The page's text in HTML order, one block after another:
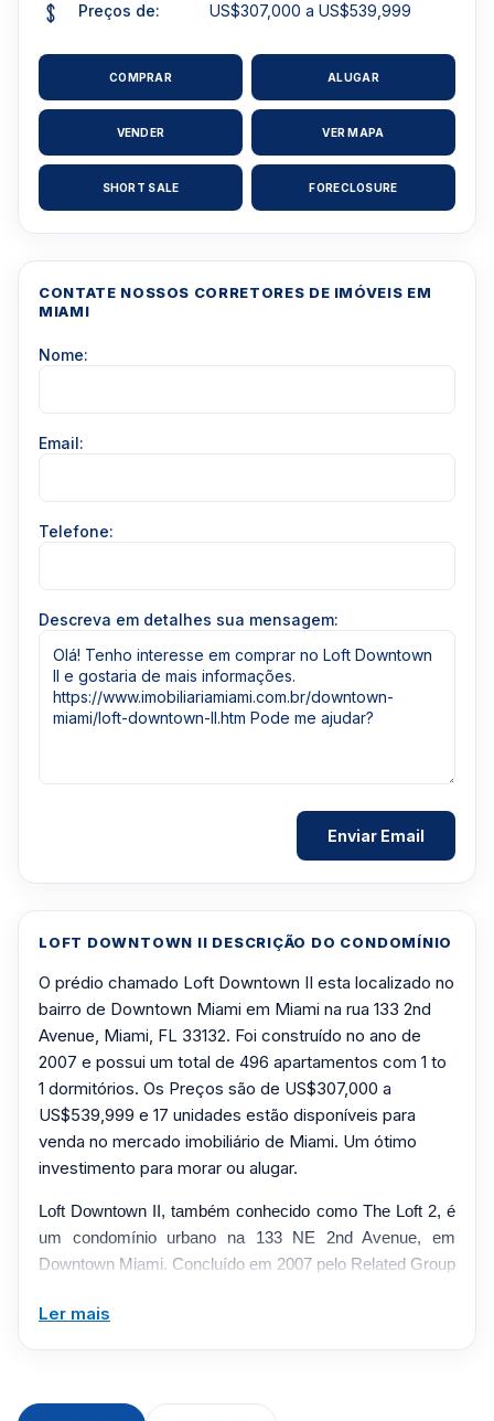
Preços de: US$307,000 a US$539,999
COMPRAR ALUGAR
VENDER VER MAPA
SHORT SALE FORECLOSURE
LOFT DOWNTOWN II DESCRIÇÃO DO CONDOMÍNIO
O prédio chamado Loft Downtown II esta localizado no
bairro de Downtown Miami em Miami na rua 133 2nd
Avenue, Miami, FL 33132. Foi construído no ano de
2007 e possui um total de 496 apartamentos com 1 to
1 dormitórios. Os Preços são de US$307,000 a
US$539,999 e 17 unidades estão disponíveis para
venda no mercado imobiliário de Miami. Um ótimo
investimento para morar ou alugar.
Loft Downtown II, também conhecido como The Loft 2, é
um condomínio urbano na 133 NE 2nd Avenue, em
Downtown Miami. Concluído em 2007 pelo Related Group
o arranha-céu é reconhecido por residências abertas em
Ler mais
CONTATE NOSSOS CORRETORES DE IMÓVEIS EM
MIAMI
Nome:
Email:
Telefone:
Descreva em detalhes sua mensagem: